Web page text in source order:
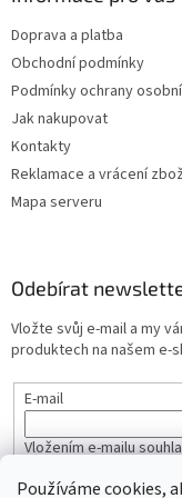
Používáme cookies,
Doprava a platba
Obchodní podmínky
Podmínky ochrany
Jak nakupovat
Kontakty
Reklamace a vrácení
Mapa serveru
Odebírat
Vložte svůj e-mail a my
produktech na našem e-
E-mail
Vložením e-mailu